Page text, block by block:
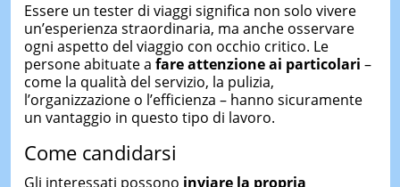
Essere un tester di viaggi significa non solo vivere
un’esperienza straordinaria, ma anche osservare
ogni aspetto del viaggio con occhio critico. Le
persone abituate a fare attenzione ai particolari –
come la qualità del servizio, la pulizia,
l’organizzazione o l’efficienza – hanno sicuramente
un vantaggio in questo tipo di lavoro.
Come candidarsi
Gli interessati possono inviare la propria